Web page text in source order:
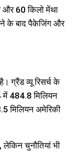
60 किलो मेंथा
के बाद पैकेजिंग और
ग्रैंड व्यू रिसर्च के
484.8 मिलियन
मिलियन अमेरिकी
चुनौतियां भी